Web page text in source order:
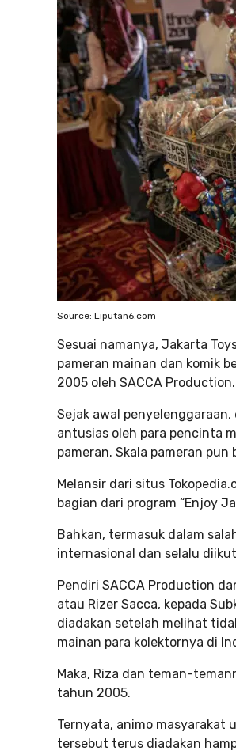
Source: Liputan6.com
Sesuai namanya, Jakarta
pameran mainan dan komik
2005 oleh SACCA Production.
Sejak awal
antusias oleh para pencinta
pameran. Skala pameran
Melansir dari situs
bagian dari program “Enjoy
Bahkan, termasuk dalam
internasional dan selalu
Pendiri SACCA Production
atau Rizer Sacca, kepada
diadakan setelah melihat
mainan para kolektornya di
Maka, Riza dan teman-
tahun 2005.
Ternyata, animo masyarakat
tersebut terus diadakan